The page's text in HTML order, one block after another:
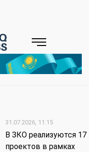
31.07.2026, 11:15
В ЗКО реализуются 17
проектов в рамках